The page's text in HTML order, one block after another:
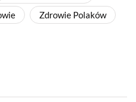
Zdrowie Polaków